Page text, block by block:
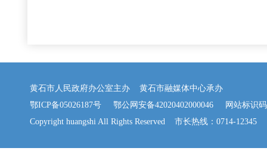
黄石市人民政府办公室主办 黄石市融媒体中心承办
鄂ICP备05026187号
鄂公网安备42020402000046 网站标识码
Copyright huangshi All Rights Reserved 市长热线：0714-12345